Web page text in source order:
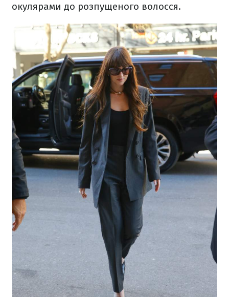
окулярами до розпущеного волосся.